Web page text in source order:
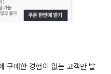
구매한 경험이 없는 고객만 발